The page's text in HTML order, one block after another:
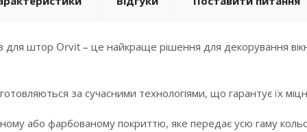
штор Orvit – це найкраще рішення для декорування
за сучасними технологіями, що гарантує їх
або фарбованому покриттю, яке передає усю гаму